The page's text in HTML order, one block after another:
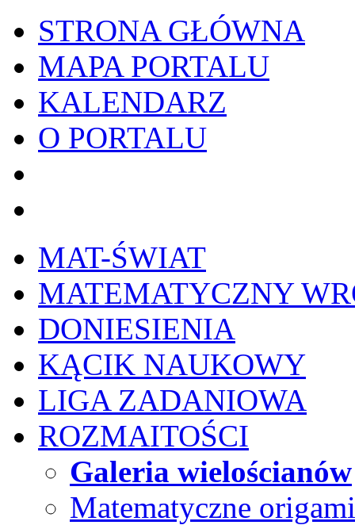
STRONA GŁÓWNA
MAPA PORTALU
KALENDARZ
O PORTALU
MAT-ŚWIAT
MATEMATYCZNY
DONIESIENIA
KĄCIK NAUKOWY
LIGA ZADANIOWA
ROZMAITOŚCI
Galeria wielościanów
Matematyczne origami